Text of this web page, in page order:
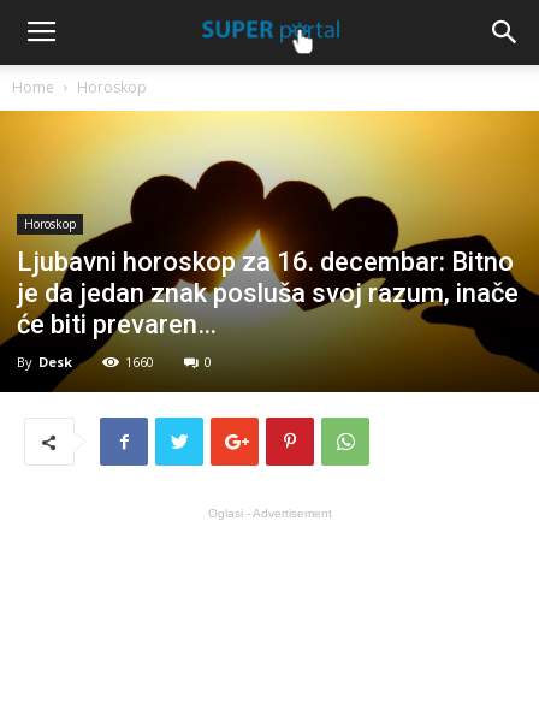
Home Horoskop
Horoskop
Ljubavni horoskop za 16. decembar: Bitno
je da jedan znak posluša svoj razum, inače
će biti prevaren…
By Desk 1660 0
Oglasi - Advertisement